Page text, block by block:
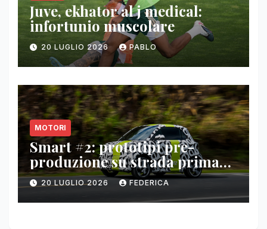
Juve, ekhator al j medical:
infortunio muscolare
20 LUGLIO 2026 PABLO
MOTORI
Smart #2: prototipi pre-
produzione su strada prima
del paris motor show 2026
20 LUGLIO 2026 FEDERICA